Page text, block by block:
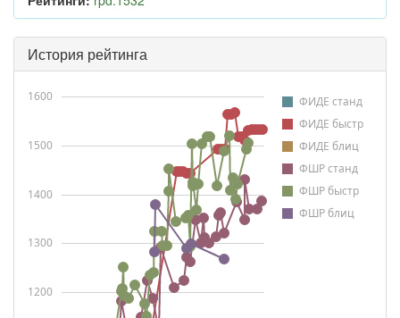
История рейтинга
ФИДЕ станд
ФИДЕ быстр
ФИДЕ блиц
ФШР станд
ФШР быстр
ФШР блиц
1200
1300
1400
1500
1600